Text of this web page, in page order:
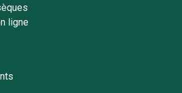
ligne